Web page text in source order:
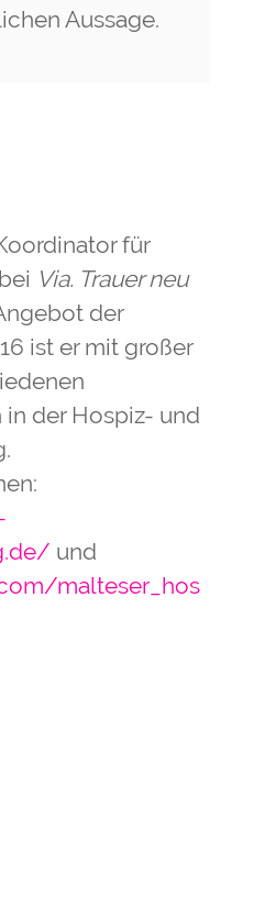
Aussage.
für
Via. Trauer neu
der
ist er mit großer
der Hospiz- und
und
malteser_hos